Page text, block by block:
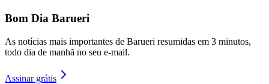
Bom Dia Barueri
As notícias mais importantes de Barueri resumidas em 3 minutos,
todo dia de manhã no seu e-mail.
Assinar grátis